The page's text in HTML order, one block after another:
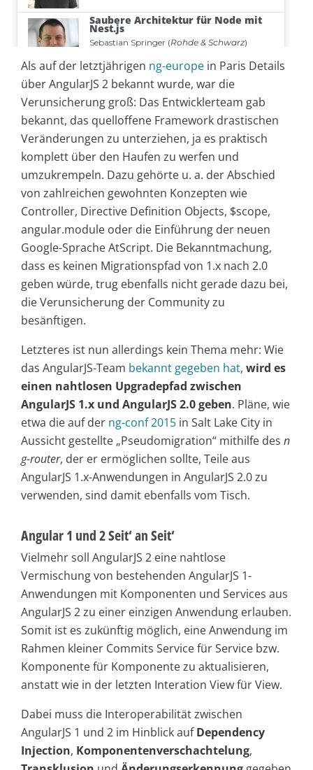
Als auf der letztjährigen ng-europe in Paris Details
über AngularJS 2 bekannt wurde, war die
Verunsicherung groß: Das Entwicklerteam gab
bekannt, das quelloffene Framework drastischen
Veränderungen zu unterziehen, ja es praktisch
komplett über den Haufen zu werfen und
umzukrempeln. Dazu gehörte u. a. der Abschied
von zahlreichen gewohnten Konzepten wie
Controller, Directive Definition Objects, $scope,
angular.module oder die Einführung der neuen
Google-Sprache AtScript. Die Bekanntmachung,
dass es keinen Migrationspfad von 1.x nach 2.0
geben würde, trug ebenfalls nicht gerade dazu bei,
die Verunsicherung der Community zu
besänftigen.
Letzteres ist nun allerdings kein Thema mehr: Wie
das AngularJS-Team bekannt gegeben hat, wird es
einen nahtlosen Upgradepfad zwischen
AngularJS 1.x und AngularJS 2.0 geben. Pläne, wie
etwa die auf der ng-conf 2015 in Salt Lake City in
Aussicht gestellte „Pseudomigration“ mithilfe des n
g-router, der er ermöglichen sollte, Teile aus
AngularJS 1.x-Anwendungen in AngularJS 2.0 zu
verwenden, sind damit ebenfalls vom Tisch.
Angular 1 und 2 Seit‘ an Seit‘
Vielmehr soll AngularJS 2 eine nahtlose
Vermischung von bestehenden AngularJS 1-
Anwendungen mit Komponenten und Services aus
AngularJS 2 zu einer einzigen Anwendung erlauben.
Somit ist es zukünftig möglich, eine Anwendung im
Rahmen kleiner Commits Service für Service bzw.
Komponente für Komponente zu aktualisieren,
anstatt wie in der letzten Interation View für View.
Dabei muss die Interoperabilität zwischen
AngularJS 1 und 2 im Hinblick aufDependency
Injection, Komponentenverschachtelung,